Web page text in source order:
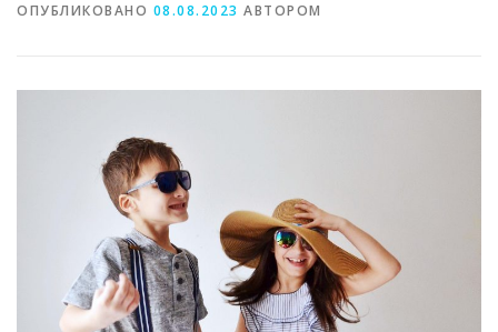
ОПУБЛИКОВАНО 08.08.2023 АВТОРОМ